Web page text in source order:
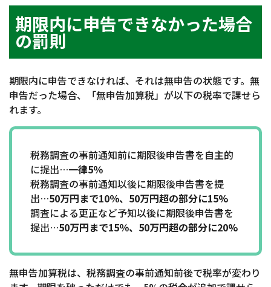
期限内に申告できなかった場合
の罰則
期限内に申告できなければ、それは無申告の状態です。無
申告だった場合、「無申告加算税」が以下の税率で課せら
れます。
税務調査の事前通知前に期限後申告書を自主的
に提出…一律5％
税務調査の事前通知以後に期限後申告書を提
出…50万円まで10％、50万円超の部分に15%
調査による更正など予知以後に期限後申告書を
提出…50万円まで15％、50万円超の部分に20%
無申告加算税は、税務調査の事前通知前後で税率が変わり